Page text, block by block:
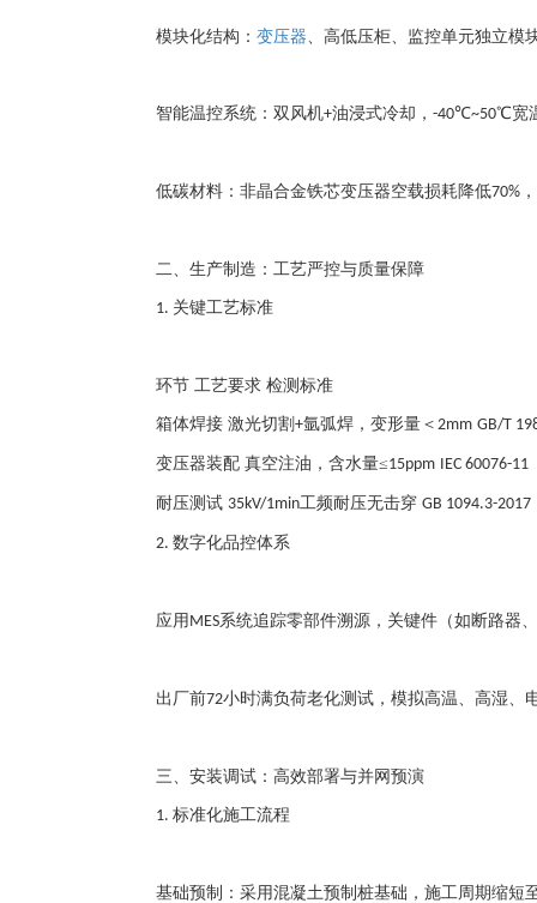
模块化结构： 变压器、高低压柜、监控单元独立模
智能温控系统：双风机+油浸式冷却， -40℃~50℃宽
低碳材料：非晶合金铁芯变压器空载损耗降低70%
二、生产制造：工艺严控与质量保障
1. 关键工艺标准
环节 工艺要求 检测标准
箱体焊接 激光切割 +氩弧焊，变形量＜ 2mm GB/T
变压器装配 真空注油，含水量≤15ppm IEC 60076-11
耐压测试 35kV/1min工频耐压无击穿 GB 1094.3-2017
2. 数字化品控体系
应用 MES系统追踪零部件溯源，关键件（如断路器
出厂前72小时满负荷老化测试，模拟高温、高湿、
三、安装调试：高效部署与并网预演
1. 标准化施工流程
基础预制：采用混凝土预制桩基础，施工周期缩短